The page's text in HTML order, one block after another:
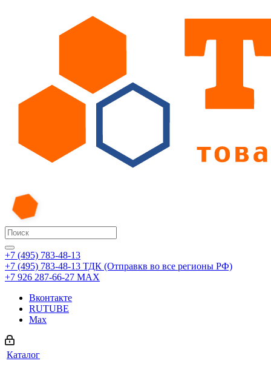
+7 (495) 783-48-13
+7 (495) 783-48-13 ТДК (Отправкв во все регионы РФ)
+7 926 287-66-27 МАХ
Вконтакте
RUTUBE
Max
Каталог